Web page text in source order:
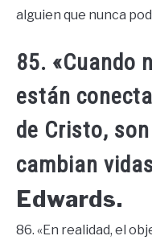
alguien que nunca
85. «Cuando
están
de Cristo,
cambian
Edwards.
86. «En realidad, el